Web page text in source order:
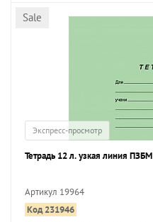
Sale
Экспресс-просмотр
Тетрадь 12 л. узкая линия
Артикул 19964
Код 231946